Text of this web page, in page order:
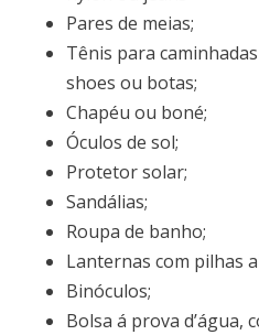
Pares de meias;
Tênis para
shoes ou botas;
Chapéu ou boné;
Óculos de sol;
Protetor solar;
Sandálias;
Roupa de banho;
Lanternas com pilhas
Binóculos;
Bolsa á prova d’água,